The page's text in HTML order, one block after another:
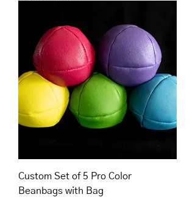
Custom Set of 5 Pro Color
Beanbags with Bag